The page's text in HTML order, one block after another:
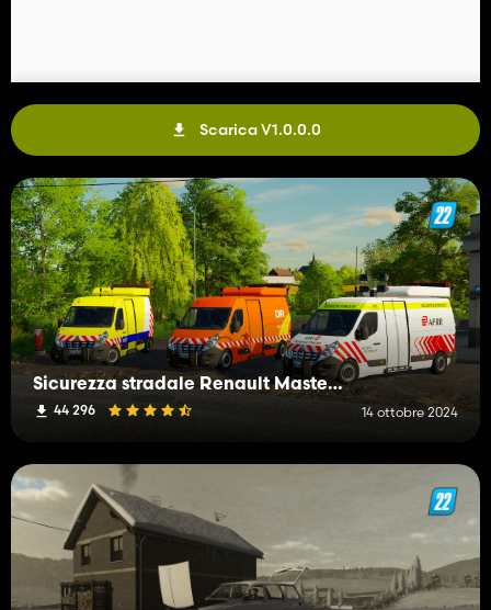
Scarica V1.0.0.0
Sicurezza stradale Renault Master III
44 296 14 ottobre 2024